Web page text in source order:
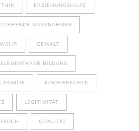
ERZIEHUNGSHILFE
MASSNAHMEN
GEWALT
BILDUNG
FAMILIE KINDERRECHTE
LEGITIMITÄT
QUALITÄT